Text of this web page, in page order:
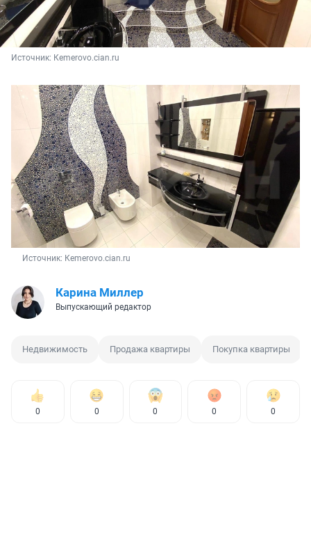
Источник: Кemerovo.cian.ru
Источник: Кemerovo.cian.ru
Карина Миллер
Выпускающий редактор
Недвижимость Продажа квартиры Покупка квартиры
0 0 0 0 0